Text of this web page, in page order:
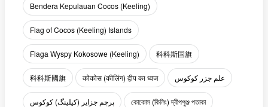
Bendera Kepulauan Cocos (Keeling)
Flag of Cocos (Keeling) Islands
Flaga Wyspy Kokosowe (Keeling) 科科斯国旗
科科斯國旗 कोकोस (कीलिंग) द्वीप का ध्वज علم جزر كوكوس
پرچم جزایر (کیلینگ) کوکوس কোকোস (কিলিং) দ্বীপপুঞ্জ পতাকা